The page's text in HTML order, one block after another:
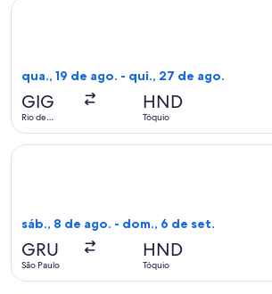
qua., 19 de ago. - qui., 27 de ago.
GIG
Rio de
HND
Tóquio
Selecionar o voo da ITA Airways, que
sáb., 8 de ago. - dom., 6 de set.
GRU
São Paulo
HND
Tóquio
Selecionar o voo da Air France, que sai